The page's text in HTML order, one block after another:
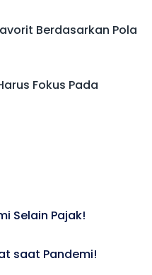
Berdasarkan Pola
Fokus Pada
Selain Pajak!
saat Pandemi!